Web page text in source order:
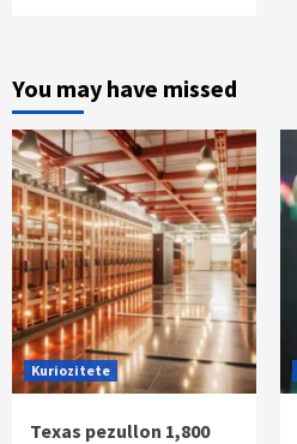
You may have missed
Kuriozitete
Texas pezullon 1,800